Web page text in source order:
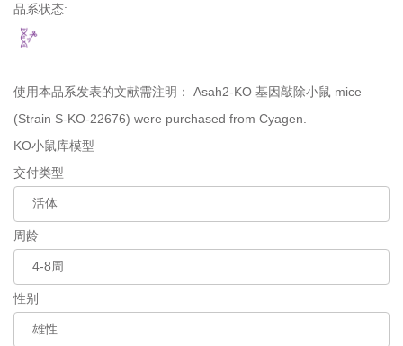
品系状态:
使用本品系发表的文献需注明： Asah2-KO 基因敲除小鼠 mice
(Strain S-KO-22676) were purchased from Cyagen.
KO小鼠库模型
交付类型
周龄
性别